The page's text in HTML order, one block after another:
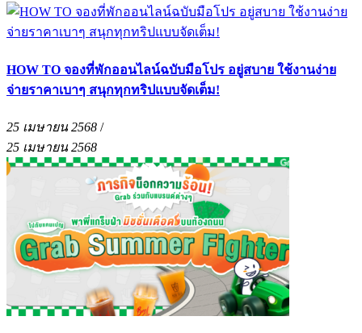
HOW TO จองที่พักออนไลน์ฉบับมือโปร อยู่สบาย ใช้งานง่าย
จ่ายราคาเบาๆ สนุกทุกทริปแบบจัดเต็ม!
25 เมษายน 2568 /
25 เมษายน 2568